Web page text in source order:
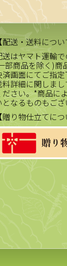
配送・送料につい
送はヤマト運輸で
部商品を除く)商
済画面にてご指
料詳細に関しまし
ださい。*商品に
となるものもご
【贈り物仕立てに